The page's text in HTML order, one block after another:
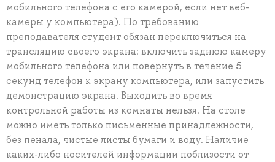
мобильного телефона с его камерой, если нет веб-
камеры у компьютера). По требованию
преподавателя студент обязан переключиться на
трансляцию своего экрана: включить заднюю камеру
мобильного телефона или повернуть в течение 5
секунд телефон к экрану компьютера, или запустить
демонстрацию экрана. Выходить во время
контрольной работы из комнаты нельзя. На столе
можно иметь только письменные принадлежности,
без пенала, чистые листы бумаги и воду. Наличие
каких-либо носителей информации поблизости от